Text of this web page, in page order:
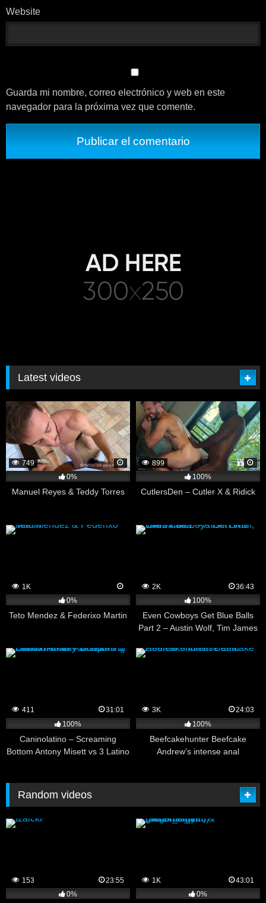
Website
Guarda mi nombre, correo electrónico y web en este
navegador para la próxima vez que comente.
Latest videos
749
0%
Manuel Reyes & Teddy Torres
899
100%
CutlersDen – Cutler X & Ridick
1K
0%
Teto Mendez & Federixo Martin
2K
36:43
100%
Even Cowboys Get Blue Balls
Part 2 – Austin Wolf, Tim James
411
31:01
100%
Caninolatino – Screaming
Bottom Antony Misett vs 3 Latino
3K
24:03
100%
Beefcakehunter Beefcake
Andrew’s intense anal
Random videos
153
23:55
0%
1K
43:01
0%